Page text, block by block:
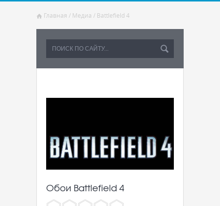
Главная / Медиа / Battlefield 4
Обои Battlefield 4